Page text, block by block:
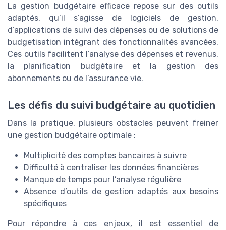
La gestion budgétaire efficace repose sur des outils
adaptés, qu’il s’agisse de logiciels de gestion,
d’applications de suivi des dépenses ou de solutions de
budgetisation intégrant des fonctionnalités avancées.
Ces outils facilitent l’analyse des dépenses et revenus,
la planification budgétaire et la gestion des
abonnements ou de l’assurance vie.
Les défis du suivi budgétaire au quotidien
Dans la pratique, plusieurs obstacles peuvent freiner
une gestion budgétaire optimale :
Multiplicité des comptes bancaires à suivre
Difficulté à centraliser les données financières
Manque de temps pour l’analyse régulière
Absence d’outils de gestion adaptés aux besoins
spécifiques
Pour répondre à ces enjeux, il est essentiel de